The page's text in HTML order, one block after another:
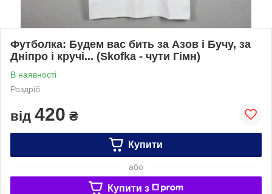
Футболка: Будем вас бить за Азов і Бучу, за
Дніпро і кручі... (Skofka - чути Гімн)
В наявності
Роздріб
від 420 ₴
Купити
або
Купити з